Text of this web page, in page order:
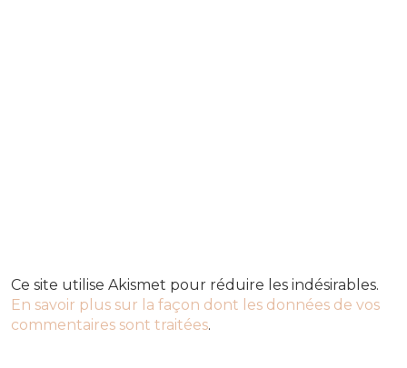
Ce site utilise Akismet pour réduire les indésirables.
En savoir plus sur la façon dont les données de vos
commentaires sont traitées.